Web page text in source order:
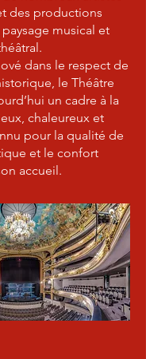
des productions
musical et
dans le respect de
le Théâtre
un cadre à la
chaleureux et
pour la qualité de
et le confort
accueil.